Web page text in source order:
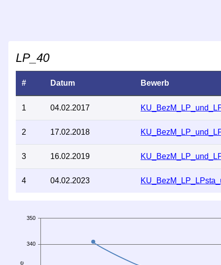
LP_40
# Datum Bewerb
1 04.02.2017
2 17.02.2018
3 16.02.2019
4 04.02.2023